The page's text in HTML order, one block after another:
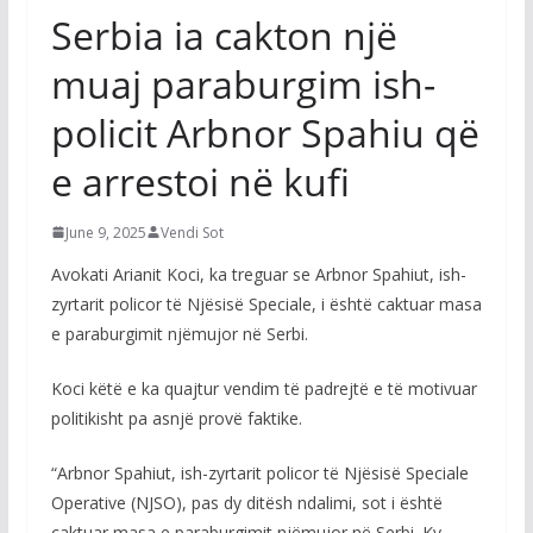
Serbia ia cakton një
muaj paraburgim ish-
policit Arbnor Spahiu që
e arrestoi në kufi
June 9, 2025 Vendi Sot
Avokati Arianit Koci, ka treguar se Arbnor Spahiut, ish-
zyrtarit policor të Njësisë Speciale, i është caktuar masa
e paraburgimit njëmujor në Serbi.
Koci këtë e ka quajtur vendim të padrejtë e të motivuar
politikisht pa asnjë provë faktike.
“Arbnor Spahiut, ish-zyrtarit policor të Njësisë Speciale
Operative (NJSO), pas dy ditësh ndalimi, sot i është